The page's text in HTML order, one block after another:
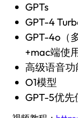
GPTs
GPT-4
GPT-4o（
+mac端使用
高级语音功
O1模型
GPT-5优先